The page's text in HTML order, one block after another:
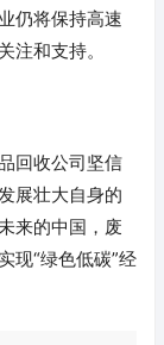
仍将保持高速
注和支持。
回收公司坚信
展壮大自身的
来的中国，废
现“绿色低碳”经